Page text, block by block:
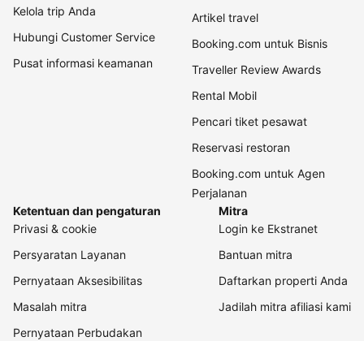
Kelola trip Anda
Hubungi Customer Service
Pusat informasi keamanan
Artikel travel
Booking.com untuk Bisnis
Traveller Review Awards
Rental Mobil
Pencari tiket pesawat
Reservasi restoran
Booking.com untuk Agen
Perjalanan
Ketentuan dan pengaturan
Privasi & cookie
Persyaratan Layanan
Pernyataan Aksesibilitas
Masalah mitra
Pernyataan Perbudakan
Mitra
Login ke Ekstranet
Bantuan mitra
Daftarkan properti Anda
Jadilah mitra afiliasi kami